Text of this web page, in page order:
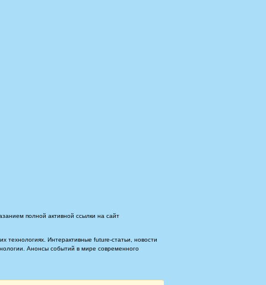
полной активной ссылки на сайт
Интерактивные future-статьи, новости
Анонсы событий в мире современного